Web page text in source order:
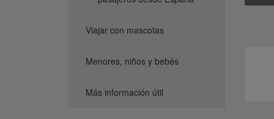
Viajar con mascotas
Menores, niños y bebés
Más información útil